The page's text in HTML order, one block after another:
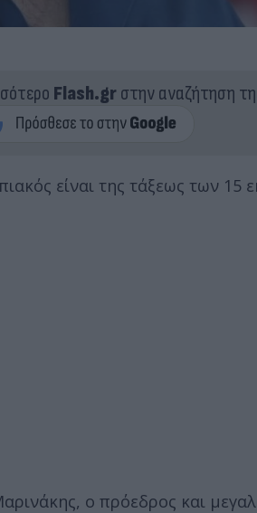
Flash.grστην αναζήτηση
είναι της τάξεως των 15
ο πρόεδρος και